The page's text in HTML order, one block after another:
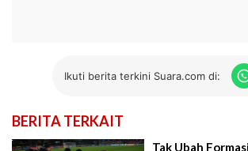
Ikuti berita terkini Suara.com di:
BERITA TERKAIT
Tak Ubah